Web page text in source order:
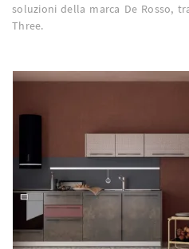
soluzioni della marca De Rosso,
Three.